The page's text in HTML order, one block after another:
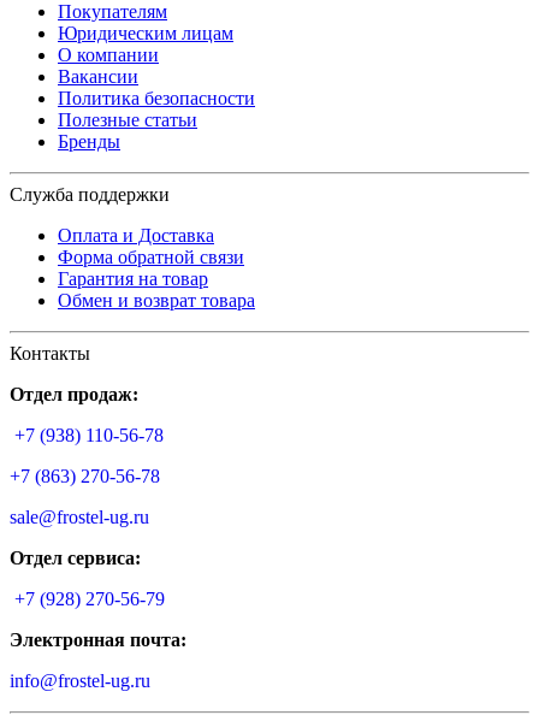
Покупателям
Юридическим лицам
О компании
Вакансии
Политика безопасности
Полезные статьи
Бренды
Служба поддержки
Оплата и Доставка
Форма обратной связи
Гарантия на товар
Обмен и возврат товара
Контакты
Отдел продаж:
+7 (938) 110-56-78
+7 (863) 270-56-78
sale@frostel-ug.ru
Отдел сервиса:
+7 (928) 270-56-79
Электронная почта:
info@frostel-ug.ru